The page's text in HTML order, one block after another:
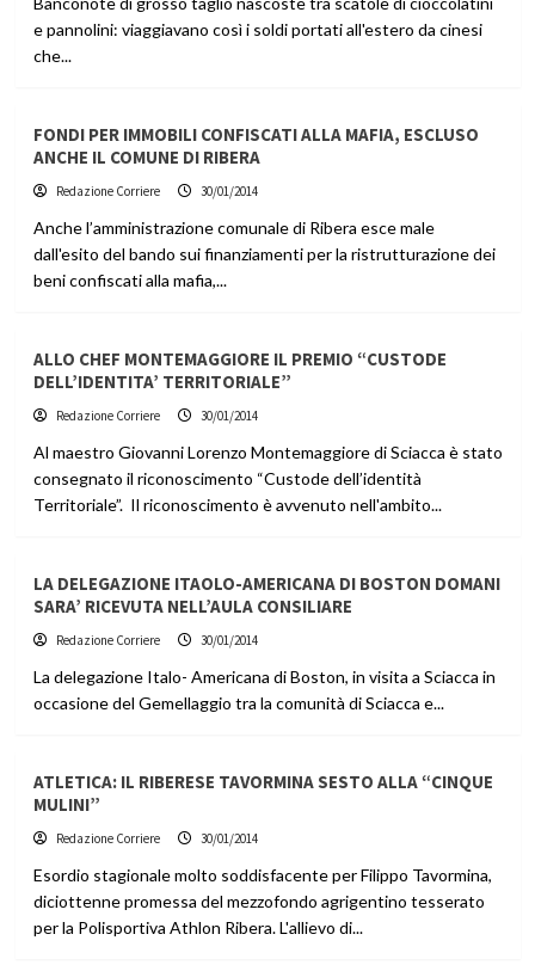
e pannolini: viaggiavano così i soldi portati all'estero da cinesi
che...
FONDI PER IMMOBILI CONFISCATI ALLA MAFIA, ESCLUSO
ANCHE IL COMUNE DI RIBERA
Redazione Corriere 30/01/2014
Anche l’amministrazione comunale di Ribera esce male
dall'esito del bando sui finanziamenti per la ristrutturazione dei
beni confiscati alla mafia,...
ALLO CHEF MONTEMAGGIORE IL PREMIO “CUSTODE
DELL’IDENTITA’ TERRITORIALE”
Redazione Corriere 30/01/2014
Al maestro Giovanni Lorenzo Montemaggiore di Sciacca è stato
consegnato il riconoscimento “Custode dell’identità
Territoriale”. Il riconoscimento è avvenuto nell'ambito...
LA DELEGAZIONE ITAOLO-AMERICANA DI BOSTON DOMANI
SARA’ RICEVUTA NELL’AULA CONSILIARE
Redazione Corriere 30/01/2014
La delegazione Italo- Americana di Boston, in visita a Sciacca in
occasione del Gemellaggio tra la comunità di Sciacca e...
ATLETICA: IL RIBERESE TAVORMINA SESTO ALLA “CINQUE
MULINI”
Redazione Corriere 30/01/2014
Esordio stagionale molto soddisfacente per Filippo Tavormina,
diciottenne promessa del mezzofondo agrigentino tesserato
per la Polisportiva Athlon Ribera. L'allievo di...